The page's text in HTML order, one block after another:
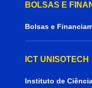
BOLSAS E
Bolsas e
ICT UNISOTECH
Instituto de